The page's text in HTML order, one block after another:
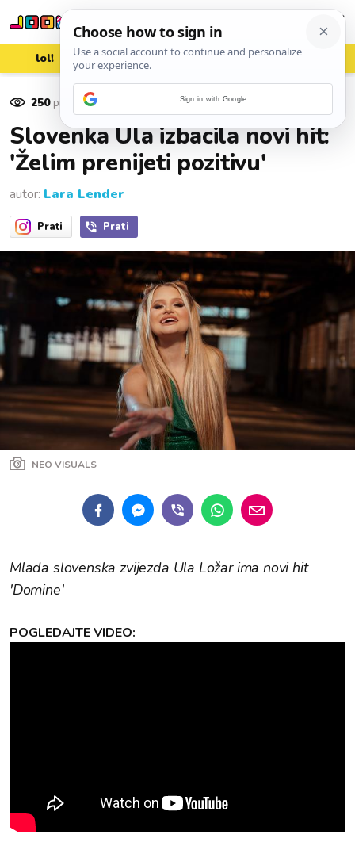
lol! aww vrh! woot?!
250pregleda 28. studenoga 2023.
Slovenka Ula izbacila novi hit:
'Želim prenijeti pozitivu'
autor: Lara Lender
Prati Prati
NEO VISUALS
Mlada slovenska zvijezda Ula Ložar ima novi hit
'Domine'
POGLEDAJTE VIDEO:
Sign in with Google